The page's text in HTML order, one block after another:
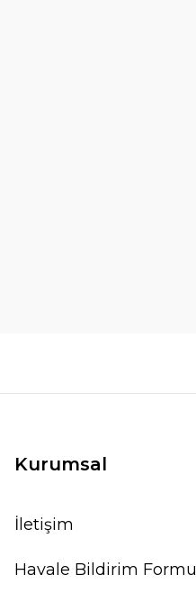
Kurumsal
İletişim
Havale Bildirim Formu